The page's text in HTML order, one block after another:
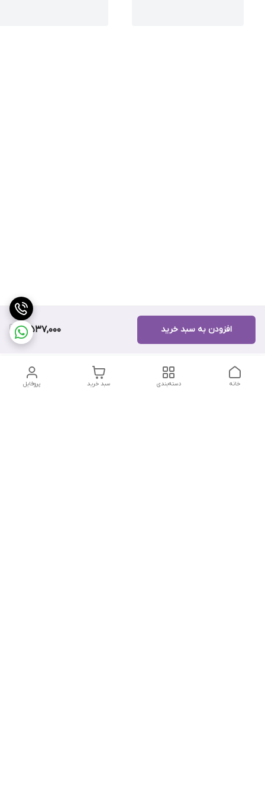
4,537,000 افزودن به سبد خرید
پروفایل سبد خرید دسته‌بندی خانه